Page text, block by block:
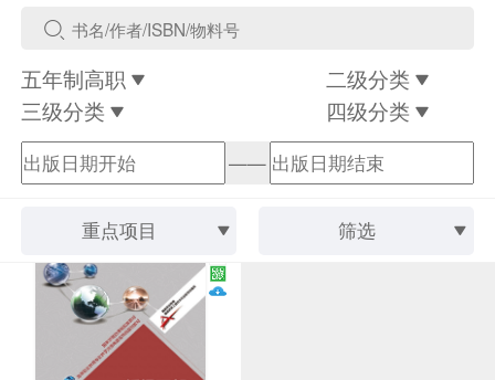
五年制高职
二级分类
三级分类
四级分类
——
重点项目 筛选